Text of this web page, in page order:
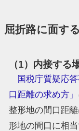
屈折路に面す
（1）内接する
国税庁質疑応
口距離の求め方」
整形地の間口距
形地の間口に相